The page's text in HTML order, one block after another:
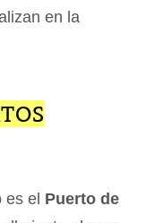
en la
el Puerto de